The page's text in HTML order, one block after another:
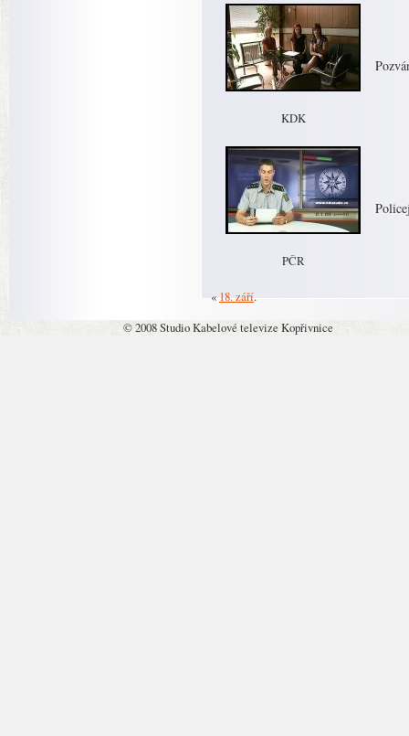
KDK
PČR
« 18. září.
© 2008 Studio Kabelové televize Kopřivnice